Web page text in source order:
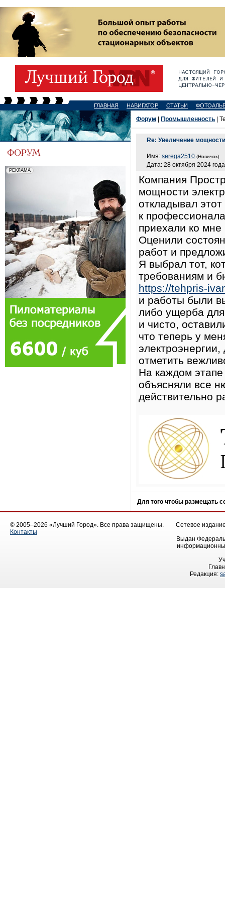
ГЛАВНАЯ НАВИГАТОР СТАТЬИ
Форум Промышленность |
Re: Увеличение
Имя: serega2510 (Новичок)
Дата: 28 октября 2024
Компания
мощности
откладывал
к
приехали ко
Оценили
работ и
Я выбрал тот,
требованиям и
https://tehpris-
и работы были
либо ущерба для
и чисто,
что теперь у
отметить
На каждом
объясняли все
действительно
Для того чтобы размещать
© 2005–2026 «Лучший Город». Все права защищены.
Контакты
Сетевое
Выдан
Редакция: